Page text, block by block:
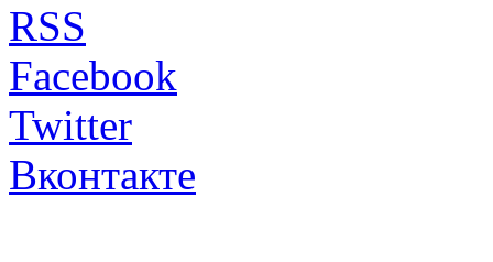
RSS
Facebook
Twitter
Вконтакте